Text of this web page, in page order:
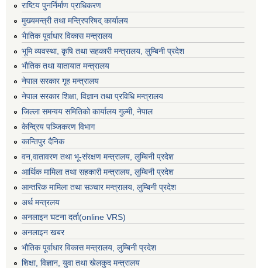
राष्टिय पुनर्निर्माण प्राधिकरण
मुख्यमन्त्री तथा मन्त्रिपरिषद् कार्यालय
भैातिक पूर्वाधार विकास मन्त्रालय
भूमि व्यवस्था, कृषि तथा सहकारी मन्त्रालय, लु्म्बिनी प्रदेश
भाैतिक तथा यातायात मन्त्रालय
नेपाल सरकार गृह मन्त्रालय
नेपाल सरकार शिक्षा, विज्ञान तथा प्रविधि मन्त्रालय
जिल्ला समन्वय समितिको कार्यालय गुल्मी, नेपाल
केन्द्रिय पञ्जिकरण विभाग
कान्तिपुर दैनिक
वन,वातावरण तथा भू-संरक्षण मन्त्रालय, लुम्बिनी प्रदेश
आर्थिक मामिला तथा सहकारी मन्त्रालय, लुम्बिनी प्रदेश
आन्तरिक मामिला तथा सञ्चार मन्त्रालय, लुम्बिनी प्रदेश
अर्थ मन्त्रलय
अनलाइन घटना दर्ता(online VRS)
अनलाइन खबर
भौतिक पूर्वाधार विकास मन्त्रालय, लुम्बिनी प्रदेश
शिक्षा, विज्ञान, युवा तथा खेलकुद मन्‍‍त्रालय